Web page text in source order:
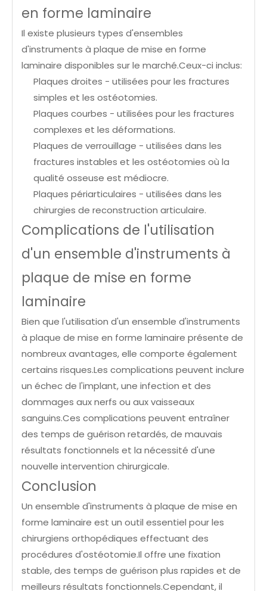
en forme laminaire
Il existe plusieurs types d'ensembles
d'instruments à plaque de mise en forme
laminaire disponibles sur le marché.Ceux-ci inclus:
Plaques droites - utilisées pour les fractures
simples et les ostéotomies.
Plaques courbes - utilisées pour les fractures
complexes et les déformations.
Plaques de verrouillage - utilisées dans les
fractures instables et les ostéotomies où la
qualité osseuse est médiocre.
Plaques périarticulaires - utilisées dans les
chirurgies de reconstruction articulaire.
Complications de l'utilisation
d'un ensemble d'instruments à
plaque de mise en forme
laminaire
Bien que l'utilisation d'un ensemble d'instruments
à plaque de mise en forme laminaire présente de
nombreux avantages, elle comporte également
certains risques.Les complications peuvent inclure
un échec de l'implant, une infection et des
dommages aux nerfs ou aux vaisseaux
sanguins.Ces complications peuvent entraîner
des temps de guérison retardés, de mauvais
résultats fonctionnels et la nécessité d'une
nouvelle intervention chirurgicale.
Conclusion
Un ensemble d'instruments à plaque de mise en
forme laminaire est un outil essentiel pour les
chirurgiens orthopédiques effectuant des
procédures d'ostéotomie.Il offre une fixation
stable, des temps de guérison plus rapides et de
meilleurs résultats fonctionnels.Cependant, il